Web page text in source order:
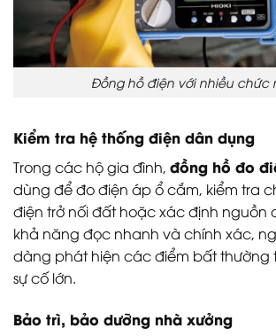
Đồng hồ điện với nhiều chức
Kiểm tra hệ thống điện dân dụng
Trong các hộ gia đình, đồng hồ đo
dùng để đo điện áp ổ cắm, kiểm tra
điện trở nối đất hoặc xác định nguồn
khả năng đọc nhanh và chính xác,
dàng phát hiện các điểm bất thường
sự cố lớn.
Bảo trì, bảo dưỡng nhà xưởng